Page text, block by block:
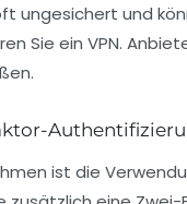
ungesichert und
Sie ein VPN.
ist die